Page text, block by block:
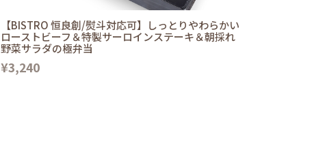
【BISTRO 恒良創/熨斗対応可】しっとりやわらかい
ローストビーフ＆特製サーロインステーキ＆朝採れ
野菜サラダの極弁当
¥3,240